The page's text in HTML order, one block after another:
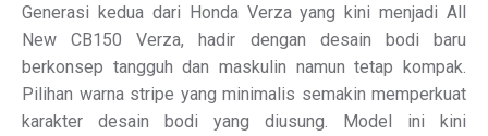
Generasi kedua dari Honda Verza yang kini menjadi All
New CB150 Verza, hadir dengan desain bodi baru
berkonsep tangguh dan maskulin namun tetap kompak.
Pilihan warna stripe yang minimalis semakin memperkuat
karakter desain bodi yang diusung. Model ini kini